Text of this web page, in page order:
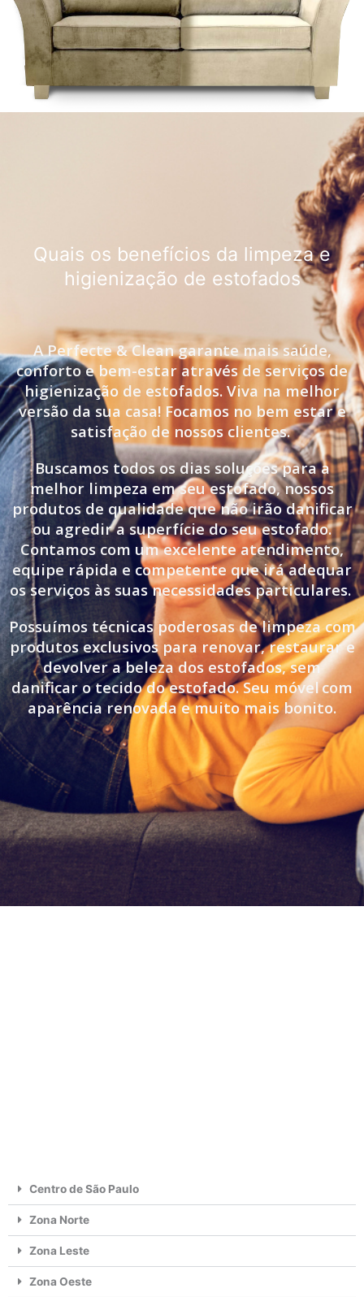
Quais os benefícios da limpeza e
higienização de estofados
A Perfecte & Clean garante mais saúde,
conforto e bem-estar através de serviços de
higienização de estofados. Viva na melhor
versão da sua casa! Focamos no bem estar e
satisfação de nossos clientes.
Buscamos todos os dias soluções para a
melhor limpeza em seu estofado, nossos
produtos de qualidade que não irão danificar
ou agredir a superfície do seu estofado.
Contamos com um excelente atendimento,
equipe rápida e competente que irá adequar
os serviços às suas necessidades particulares.
Possuímos técnicas poderosas de limpeza com
produtos exclusivos para renovar, restaurar e
devolver a beleza dos estofados, sem
danificar o tecido do estofado. Seu móvelcom
aparência renovada e muito mais bonito.
Centro de São Paulo
Zona Norte
Zona Leste
Zona Oeste